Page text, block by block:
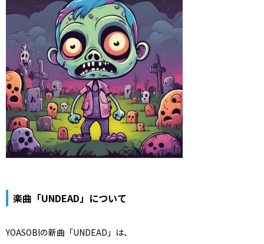
楽曲「UNDEAD」について
YOASOBIの新曲「UNDEAD」は、